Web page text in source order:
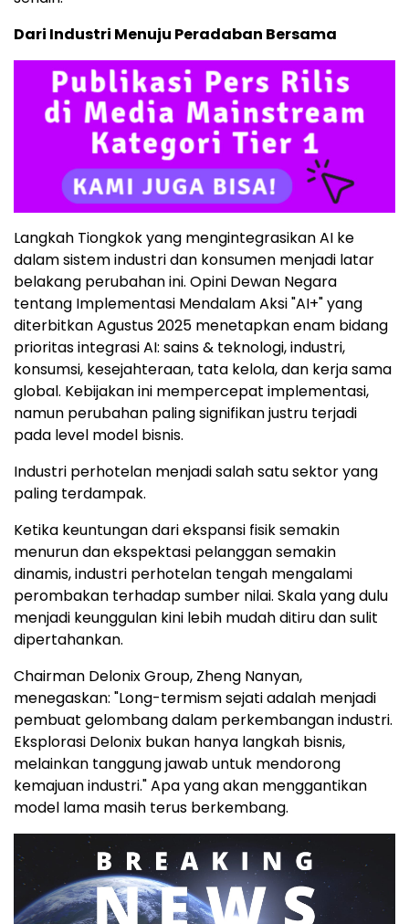
Dari Industri Menuju Peradaban Bersama
Langkah Tiongkok yang mengintegrasikan AI ke
dalam sistem industri dan konsumen menjadi latar
belakang perubahan ini. Opini Dewan Negara
tentang Implementasi Mendalam Aksi "AI+" yang
diterbitkan Agustus 2025 menetapkan enam bidang
prioritas integrasi AI: sains & teknologi, industri,
konsumsi, kesejahteraan, tata kelola, dan kerja sama
global. Kebijakan ini mempercepat implementasi,
namun perubahan paling signifikan justru terjadi
pada level model bisnis.
Industri perhotelan menjadi salah satu sektor yang
paling terdampak.
Ketika keuntungan dari ekspansi fisik semakin
menurun dan ekspektasi pelanggan semakin
dinamis, industri perhotelan tengah mengalami
perombakan terhadap sumber nilai. Skala yang dulu
menjadi keunggulan kini lebih mudah ditiru dan sulit
dipertahankan.
Chairman Delonix Group, Zheng Nanyan,
menegaskan: "Long-termism sejati adalah menjadi
pembuat gelombang dalam perkembangan industri.
Eksplorasi Delonix bukan hanya langkah bisnis,
melainkan tanggung jawab untuk mendorong
kemajuan industri." Apa yang akan menggantikan
model lama masih terus berkembang.